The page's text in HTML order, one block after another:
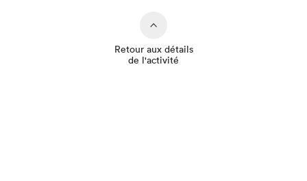
Retour aux détails
de l'activité